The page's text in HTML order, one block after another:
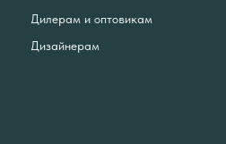
Дилерам и оптовикам
Дизайнерам